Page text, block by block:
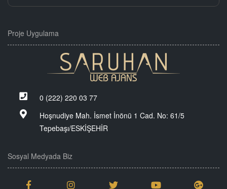
Proje Uygulama
0 (222) 220 03 77
Hoşnudiye Mah. İsmet İnönü 1 Cad. No: 61/5
Tepebaşı/ESKİŞEHİR
Sosyal Medyada Biz